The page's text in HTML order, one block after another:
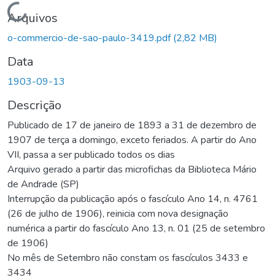
Carregando...
Arquivos
o-commercio-de-sao-paulo-3419.pdf(2,82 MB)
Data
1903-09-13
Descrição
Publicado de 17 de janeiro de 1893 a 31 de dezembro de
1907 de terça a domingo, exceto feriados. A partir do Ano
VII, passa a ser publicado todos os dias
Arquivo gerado a partir das microfichas da Biblioteca Mário
de Andrade (SP)
Interrupção da publicação após o fascículo Ano 14, n. 4761
(26 de julho de 1906), reinicia com nova designação
numérica a partir do fascículo Ano 13, n. 01 (25 de setembro
de 1906)
No mês de Setembro não constam os fascículos 3433 e
3434